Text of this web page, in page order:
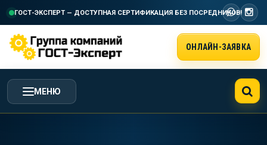
ГОСТ-ЭКСПЕРТ — ДОСТУПНАЯ СЕРТИФИКАЦИЯ БЕЗ ПОСРЕДНИКОВ!
ОНЛАЙН-ЗАЯВКА
МЕНЮ